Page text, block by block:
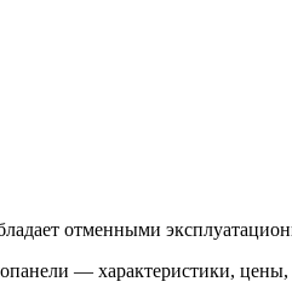
отменными